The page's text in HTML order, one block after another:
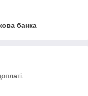
банка